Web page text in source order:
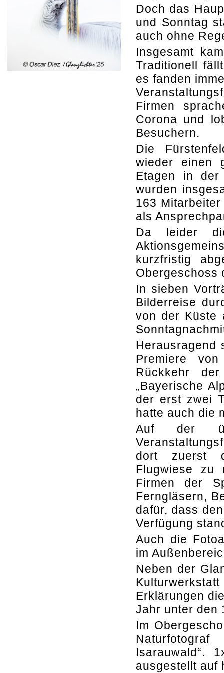
Doch das
und Sonntag
auch ohne
Insgesamt
Traditionell
es fanden
Firmen
Corona und
Besuchern.
Die
wieder einen
Etagen in der
wurden
163
als
Da leider
kurzfristig
Obergeschoss
In sieben
Bilderreise
von der Küste
Herausragend
Premiere
Rückkehr
„Bayerische
der erst zwei
hatte auch die
Auf der
dort zuerst
Flugwiese zu
Firmen der
Ferngläsern,
dafür, dass
Verfügung
Auch die
im
Neben der
Erklärungen
Jahr unter den
Im
Isarauwald“.
ausgestellt auf